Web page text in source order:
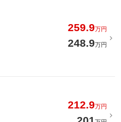
259.9万円
248.9万円
212.9万円